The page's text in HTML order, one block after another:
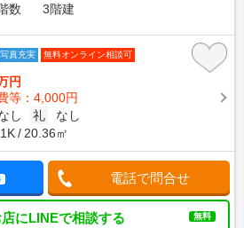
数
3階建
写真充実 無料オンライン相談可
円
等：4,000円
し 礼
なし
1K 20.36㎡
電話で問合せ
店にLINEで相談する 無料